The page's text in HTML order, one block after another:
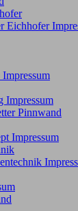
Eichhofer
Impressum
Pinnwand
Impressum